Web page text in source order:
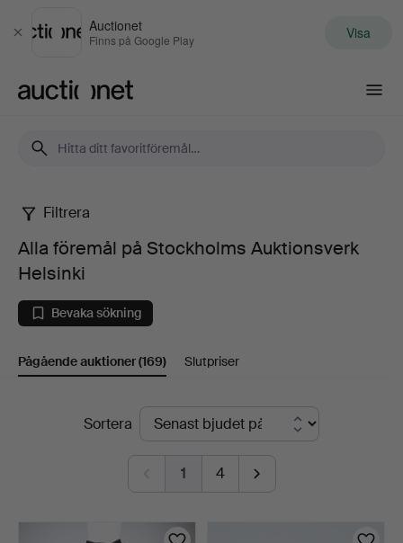
Stäng
Auctionet
Finns på Google Play Visa
Alla
föremål
på
Stockholms
Helsinki
Filtrera
Alla föremål på Stockholms Auktionsverk
Helsinki
Bevaka sökning
Pågående auktioner(169) Slutpriser
PågåendeSortera
1 4